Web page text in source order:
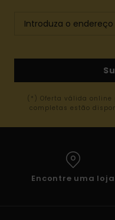
(*) Oferta válida online
completas estão
Encontre uma loja